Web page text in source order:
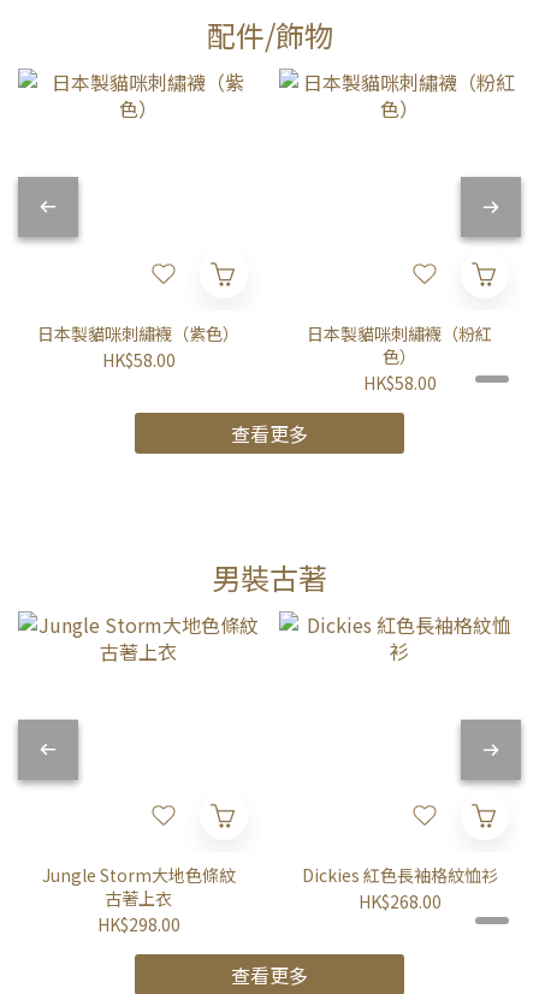
配件/飾物
日本製貓咪刺繡襪（紫色）
HK$58.00
日本製貓咪刺繡襪（粉紅
色）
HK$58.00
查看更多
男裝古著
Jungle Storm大地色條紋
古著上衣
HK$298.00
Dickies 紅色長袖格紋恤衫
HK$268.00
查看更多